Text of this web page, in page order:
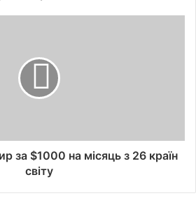
за $1000 на місяць з 26 країн
світу